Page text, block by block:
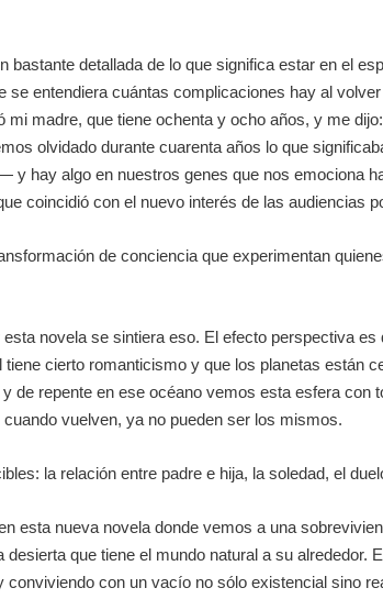
detallada de lo que significa estar en el
se entendiera cuántas complicaciones hay al
madre, que tiene ochenta y ocho años, y me
olvidado durante cuarenta años lo que
hay algo en nuestros genes que nos emociona
coincidió con el nuevo interés de las audiencias
de conciencia que experimentan
novela se sintiera eso. El efecto perspectiva
cierto romanticismo y que los planetas están
de repente en ese océano vemos esta esfera
vuelven, ya no pueden ser los mismos.
la relación entre padre e hija, la soledad, el
esta nueva novela donde vemos a una
que tiene el mundo natural a su
con un vacío no sólo existencial sino